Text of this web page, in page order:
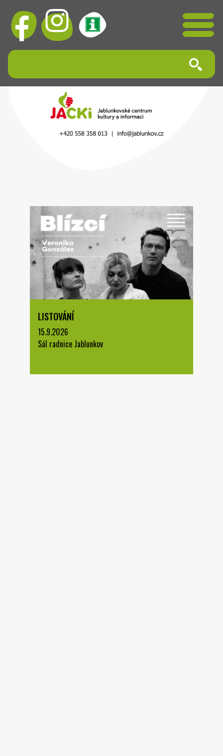
LISTOVÁNÍ
15.9.2026
Sál radnice Jablunkov